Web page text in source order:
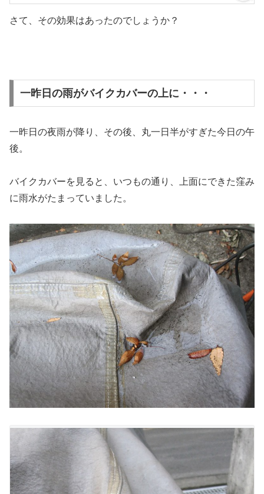
さて、その効果はあったのでしょうか？
一昨日の雨がバイクカバーの上に・・・
一昨日の夜雨が降り、その後、丸一日半がすぎた今日の午
後。
バイクカバーを見ると、いつもの通り、上面にできた窪み
に雨水がたまっていました。